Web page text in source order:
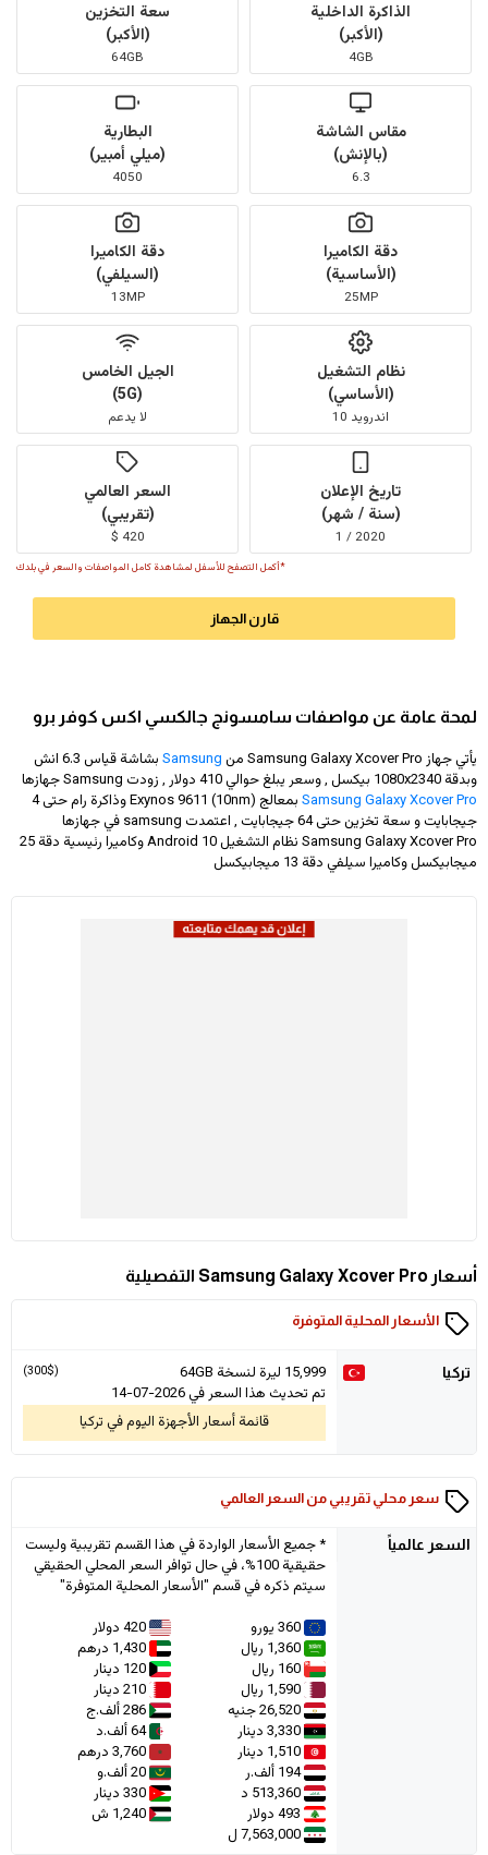
الذاكرة الداخلية
(الأكبر)
4GB
سعة التخزين
(الأكبر)
64GB
مقاس الشاشة
(بالإنش)
6.3
البطارية
(ميلي أمبير)
4050
دقة الكاميرا
(الأساسية)
25MP
دقة الكاميرا
(السيلفي)
13MP
نظام التشغيل
(الأساسي)
اندرويد 10
الجيل الخامس
(5G)
لا يدعم
تاريخ الإعلان
(سنة / شهر)
2020 / 1
السعر العالمي
(تقريبي)
420 $
*أكمل التصفح للأسفل لمشاهدة كامل المواصفات والسعر في بلدك
قارن الجهاز
لمحة عامة عن مواصفات سامسونج جالكسي اكس كوفر برو
يأتي جهاز Samsung Galaxy Xcover Pro من Samsung
بشاشة قياس 6.3 انش
وبدقة 1080x2340 بيكسل , وسعر يبلغ حوالي 410 دولار
, زودت Samsung جهازها
Samsung Galaxy Xcover Pro
بمعالج Exynos 9611 (10nm) وذاكرة رام حتى 4
جيجابايت و سعة تخزين حتى 64 جيجابايت , اعتمدت samsung في جهازها
Samsung Galaxy Xcover Pro نظام التشغيل Android 10 وكاميرا رئيسية دقة 25
ميجابيكسل وكاميرا سيلفي دقة 13 ميجابيكسل
أسعار Samsung Galaxy Xcover Pro التفصيلية
الأسعار المحلية المتوفرة
تركيا 15,999
(300$)
ليرة لنسخة 64GB
تم تحديث هذا السعر في 2026-07-14
قائمة أسعار الأجهزة اليوم في تركيا
سعر محلي تقريبي من السعر العالمي
السعر عالمياً
* جميع الأسعار الواردة في هذا القسم تقريبية وليست
حقيقية 100%، في حال توافر السعر المحلي الحقيقي
سيتم ذكره في قسم "الأسعار المحلية المتوفرة"
360 يورو
420 دولار
1,360 ريال
1,430 درهم
160 ريال
120 دينار
1,590 ريال
210 دينار
26,520 جنيه
286 ألف.ج
3,330 دينار
64 ألف.د
1,510 دينار
3,760 درهم
194 ألف.ر
20 ألف.و
513,360 د
330 دينار
493 دولار
1,240 ش
7,563,000 ل